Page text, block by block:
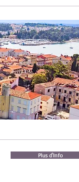
Plus d'Info